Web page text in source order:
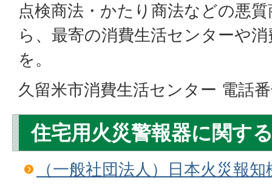
点検商法・かたり商法などの悪
ら、最寄の消費生活センターや
を。
久留米市消費生活センター 電話
住宅用火災警報器に関す
（一般社団法人）日本火災報